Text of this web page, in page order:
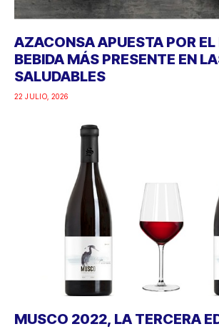
AZACONSA APUESTA POR
BEBIDA MÁS PRESENTE EN
SALUDABLES
22 JULIO, 2026
MUSCO 2022, LA TERCERA